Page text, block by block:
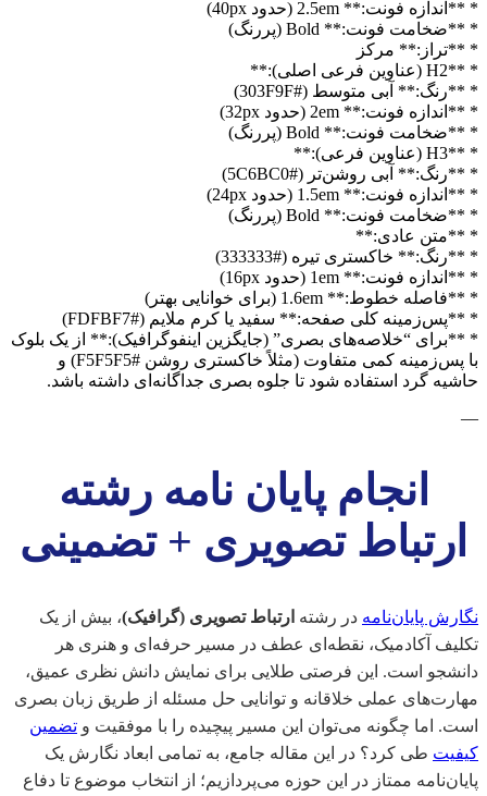
* **اندازه فونت:** 2.5em (حدود 40px)
* **ضخامت فونت:** Bold (پررنگ)
* **تراز:** مرکز
* **H2 (عناوین فرعی اصلی):**
* **رنگ:** آبی متوسط (#303F9F)
* **اندازه فونت:** 2em (حدود 32px)
* **ضخامت فونت:** Bold (پررنگ)
* **H3 (عناوین فرعی):**
* **رنگ:** آبی روشن‌تر (#5C6BC0)
* **اندازه فونت:** 1.5em (حدود 24px)
* **ضخامت فونت:** Bold (پررنگ)
* **متن عادی:**
* **رنگ:** خاکستری تیره (#333333)
* **اندازه فونت:** 1em (حدود 16px)
* **فاصله خطوط:** 1.6em (برای خوانایی بهتر)
* **پس‌زمینه کلی صفحه:** سفید یا کرم ملایم (#FDFBF7)
* **برای “خلاصه‌های بصری” (جایگزین اینفوگرافیک):** از یک بلوک
با پس‌زمینه کمی متفاوت (مثلاً خاکستری روشن #F5F5F5) و
حاشیه گرد استفاده شود تا جلوه بصری جداگانه‌ای داشته باشد.
—
انجام پایان نامه رشته
ارتباط تصویری + تضمینی
نگارش پایان‌نامه در رشته ارتباط تصویری (گرافیک)، بیش از یک
تکلیف آکادمیک، نقطه‌ای عطف در مسیر حرفه‌ای و هنری هر
دانشجو است. این فرصتی طلایی برای نمایش دانش نظری عمیق،
مهارت‌های عملی خلاقانه و توانایی حل مسئله از طریق زبان بصری
است. اما چگونه می‌توان این مسیر پیچیده را با موفقیت و تضمین
کیفیت طی کرد؟ در این مقاله جامع، به تمامی ابعاد نگارش یک
پایان‌نامه ممتاز در این حوزه می‌پردازیم؛ از انتخاب موضوع تا دفاع